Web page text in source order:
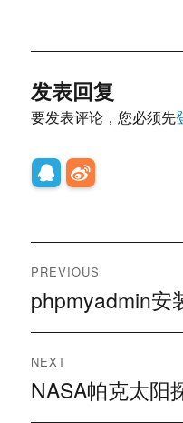
发表回复
要发表评论，您必须先
文
章
导
航
PREVIOUS
Previous
post:
phpmyadmin安
NEXT
Next
NASA帕克太阳